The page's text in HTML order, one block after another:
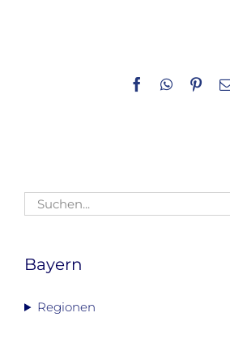
Facebook
Suche
nach:
Bayern
Regionen